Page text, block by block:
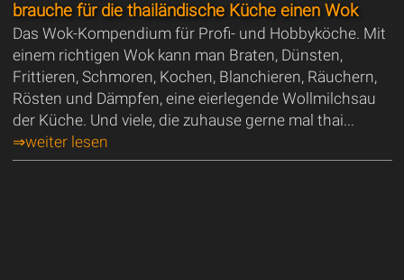
brauche für die thailändische Küche einen Wok
Das Wok-Kompendium für Profi- und Hobbyköche. Mit
einem richtigen Wok kann man Braten, Dünsten,
Frittieren, Schmoren, Kochen, Blanchieren, Räuchern,
Rösten und Dämpfen, eine eierlegende Wollmilchsau
der Küche. Und viele, die zuhause gerne mal thai...
⇒weiter lesen